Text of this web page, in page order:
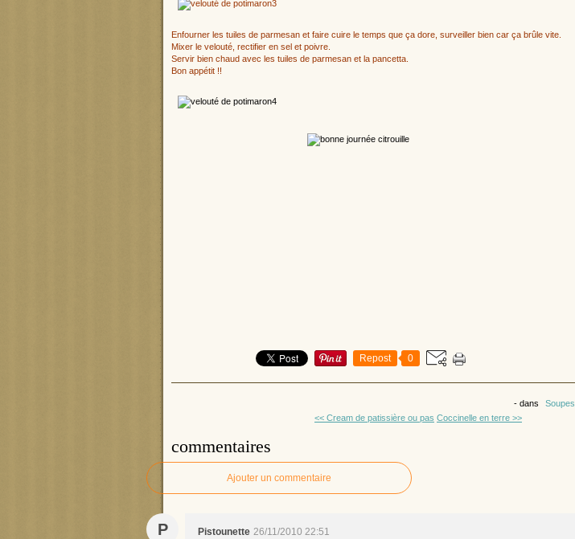
Enfourner les tuiles de parmesan et faire cuire le temps que ça dore, surveiller bien car ça brûle vite.
Mixer le velouté, rectifier en sel et poivre.
Servir bien chaud avec les tuiles de parmesan et la pancetta.
Bon appétit !!
Repost 0
- dans Soupes
<< Cream de patissière ou pas Coccinelle en terre >>
commentaires
Ajouter un commentaire
P Pistounette 26/11/2010 22:51